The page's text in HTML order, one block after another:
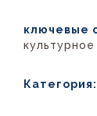
ключевые
Категория: